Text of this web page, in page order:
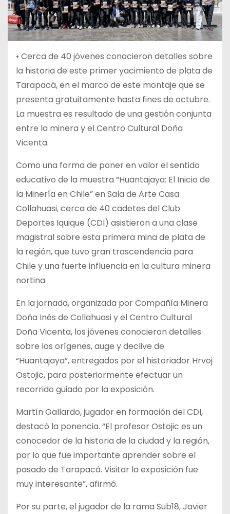
• Cerca de 40 jóvenes conocieron detalles sobre
la historia de este primer yacimiento de plata de
Tarapacá, en el marco de este montaje que se
presenta gratuitamente hasta fines de octubre.
La muestra es resultado de una gestión conjunta
entre la minera y el Centro Cultural Doña
Vicenta.
Como una forma de poner en valor el sentido
educativo de la muestra “Huantajaya: El Inicio de
la Minería en Chile” en Sala de Arte Casa
Collahuasi, cerca de 40 cadetes del Club
Deportes Iquique (CDI) asistieron a una clase
magistral sobre esta primera mina de plata de
la región, que tuvo gran trascendencia para
Chile y una fuerte influencia en la cultura minera
nortina.
En la jornada, organizada por Compañía Minera
Doña Inés de Collahuasi y el Centro Cultural
Doña Vicenta, los jóvenes conocieron detalles
sobre los orígenes, auge y declive de
“Huantajaya”, entregados por el historiador Hrvoj
Ostojic, para posteriormente efectuar un
recorrido guiado por la exposición.
Martín Gallardo, jugador en formación del CDI,
destacó la ponencia. “El profesor Ostojic es un
conocedor de la historia de la ciudad y la región,
por lo que fue importante aprender sobre el
pasado de Tarapacá. Visitar la exposición fue
muy interesante”, afirmó.
Por su parte, el jugador de la rama Sub18, Javier